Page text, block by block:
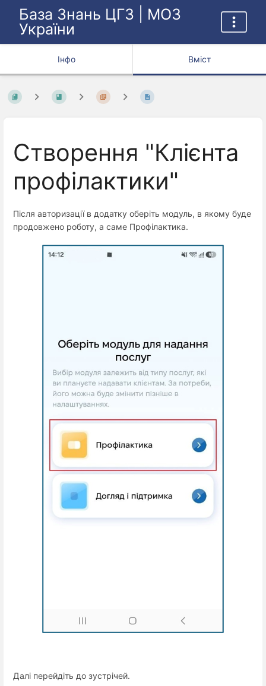
База Знань ЦГЗ | МОЗ
України
Інфо Вміст
Створення "Клієнта
профілактики"
Після авторизації в додатку оберіть модуль, в якому буде
продовжено роботу, а саме Профілактика.
Далі перейдіть до зустрічей.